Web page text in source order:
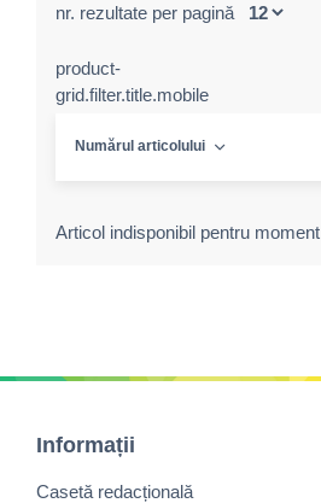
nr. rezultate per pagină
product-
grid.filter.title.mobile
Numărul articolului
Articol indisponibil pentru moment
Informații
Casetă redacțională